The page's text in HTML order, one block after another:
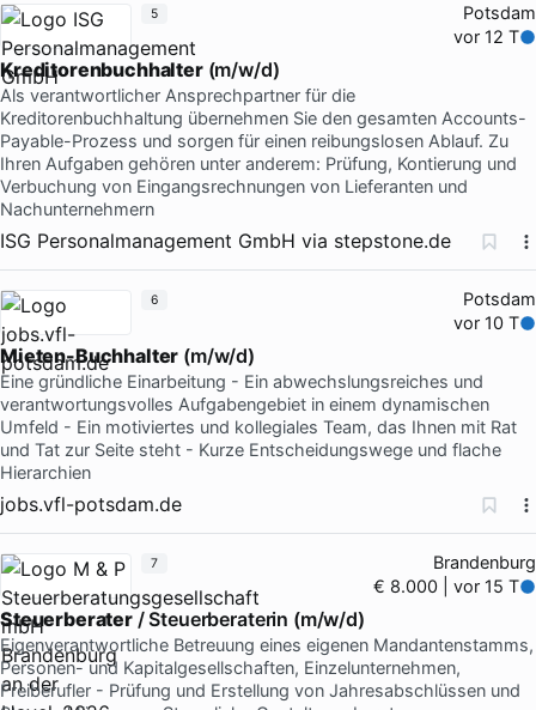
Potsdam
vor 12 T
Kreditorenbuchhalter(m/w/d)
Als verantwortlicher Ansprechpartner für die
Kreditorenbuchhaltung übernehmen Sie den gesamten Accounts-
Payable-Prozess und sorgen für einen reibungslosen Ablauf. Zu
Ihren Aufgaben gehören unter anderem: Prüfung, Kontierung und
Verbuchung von Eingangsrechnungen von Lieferanten und
Nachunternehmern
ISG Personalmanagement GmbH via stepstone.de
5
Potsdam
vor 10 T
Mieten-Buchhalter (m/w/d)
Eine gründliche Einarbeitung - Ein abwechslungsreiches und
verantwortungsvolles Aufgabengebiet in einem dynamischen
Umfeld - Ein motiviertes und kollegiales Team, das Ihnen mit Rat
und Tat zur Seite steht - Kurze Entscheidungswege und flache
Hierarchien
jobs.vfl-potsdam.de
6
Brandenburg
€ 8.000 | vor 15 T
Steuerberater/ Steuerberaterin (m/w/d)
Eigenverantwortliche Betreuung eines eigenen Mandantenstamms,
Personen- und Kapitalgesellschaften, Einzelunternehmen,
Freiberufler - Prüfung und Erstellung von Jahresabschlüssen und
7